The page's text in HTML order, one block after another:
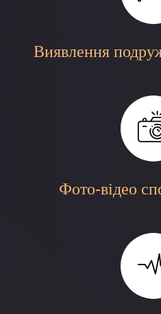
Виявлення
Фото-відео